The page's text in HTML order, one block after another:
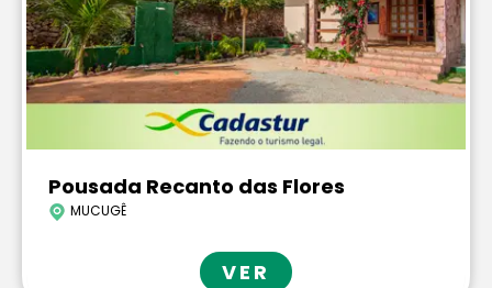
Pousada Recanto das Flores
MUCUGÊ
VER